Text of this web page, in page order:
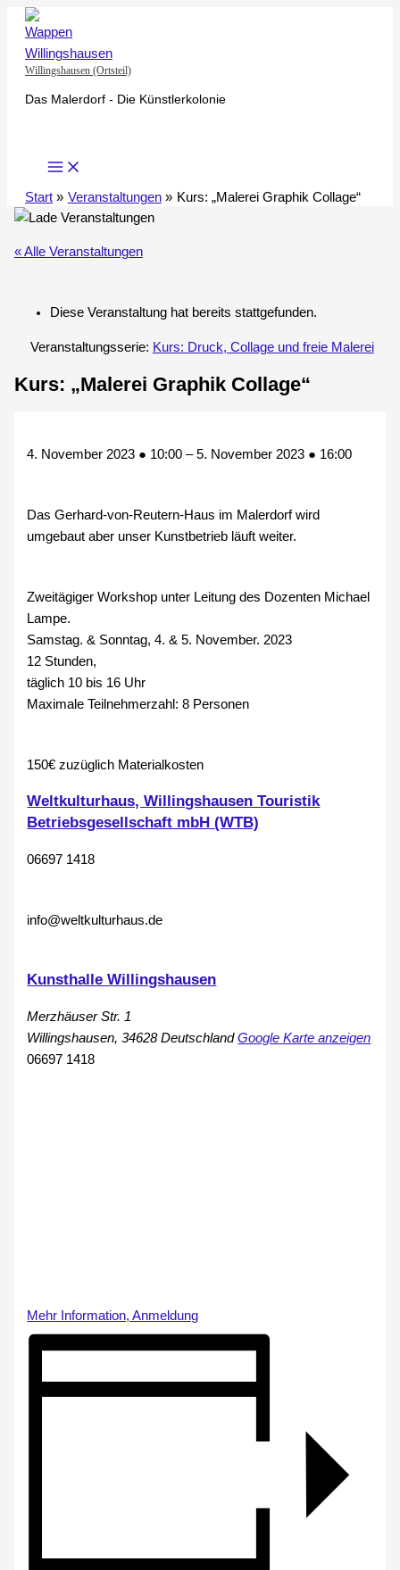
Zum
Inhalt
springen
Willingshausen (Ortsteil)
Das Malerdorf - Die Künstlerkolonie
Start Veranstaltungen Kurs: „Malerei Graphik Collage“
« Alle Veranstaltungen
Diese Veranstaltung hat bereits stattgefunden.
Veranstaltungsserie: Kurs: Druck, Collage und freie Malerei
Kurs: „Malerei Graphik Collage“
4. November 2023 ● 10:00–5. November 2023 ● 16:00
Das Gerhard-von-Reutern-Haus im Malerdorf wird
umgebaut aber unser Kunstbetrieb läuft weiter.
Zweitägiger Workshop unter Leitung des Dozenten Michael
Lampe.
Samstag. & Sonntag, 4. & 5. November. 2023
12 Stunden,
täglich 10 bis 16 Uhr
Maximale Teilnehmerzahl: 8 Personen
150€zuzüglich Materialkosten
Weltkulturhaus, Willingshausen Touristik
Betriebsgesellschaft mbH (WTB)
06697 1418
info@weltkulturhaus.de
Kunsthalle Willingshausen
Merzhäuser Str. 1
Willingshausen, 34628 Deutschland Google Karte anzeigen
06697 1418
Mehr Information, Anmeldung